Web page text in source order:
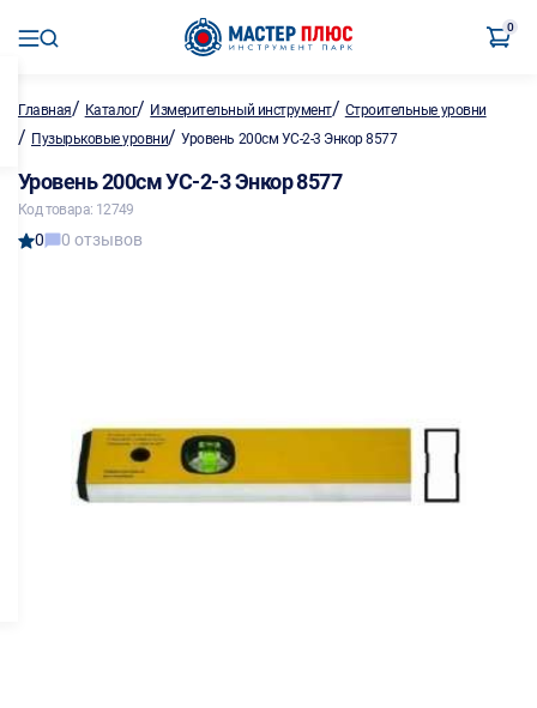
0
Главная/ Каталог/ Измерительный инструмент/ Строительные уровни
/ Пузырьковые уровни/Уровень 200см УС-2-3 Энкор 8577
Уровень 200см УС-2-3 Энкор 8577
Код товара: 12749
0 0 отзывов